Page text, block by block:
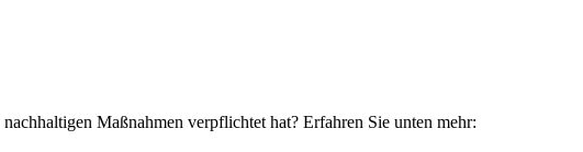
Maßnahmen verpflichtet hat? Erfahren Sie unten mehr: